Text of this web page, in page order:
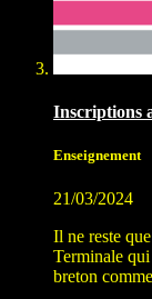
Inscriptions
Enseignement
21/03/2024
Il ne reste
Terminale
breton